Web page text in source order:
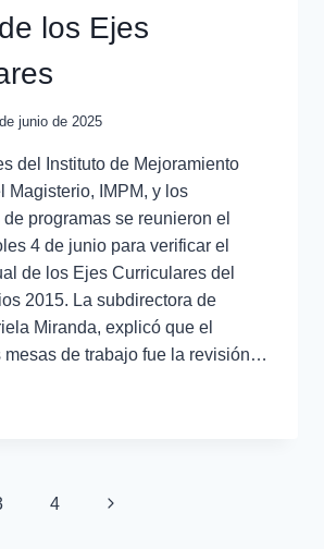
los Ejes
junio de 2025
del Instituto de Mejoramiento
Magisterio, IMPM, y los
programas se reunieron el
4 de junio para verificar el
de los Ejes Curriculares del
2015. La subdirectora de
Miranda, explicó que el
mesas de trabajo fue la revisión…
4